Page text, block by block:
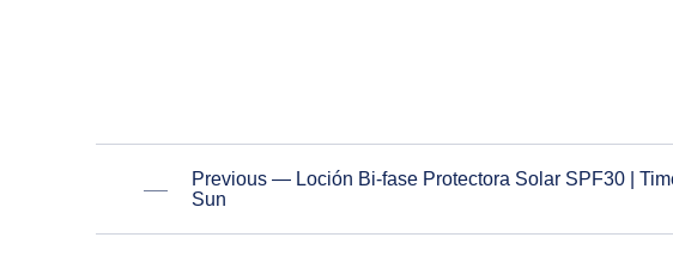
Previous — Loción Bi-fase Protectora Solar SPF30 |
Sun